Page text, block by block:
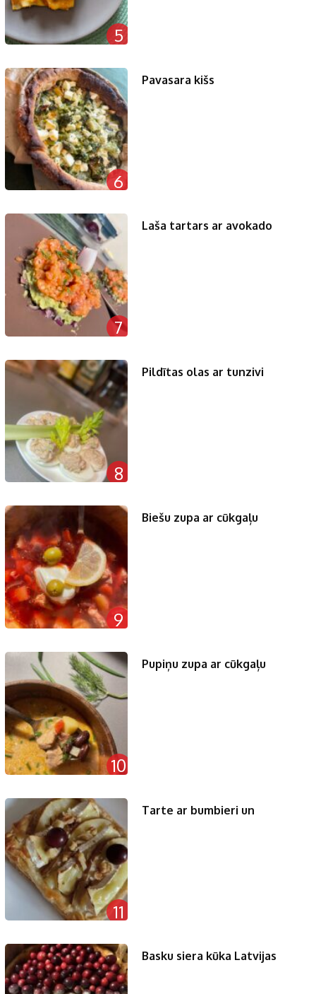
5
6
Pavasara kišs
7
Laša tartars ar avokado
8
Pildītas olas ar tunzivi
9
Biešu zupa ar cūkgaļu
10
Pupiņu zupa ar cūkgaļu
11
Tarte ar bumbieri un
Basku siera kūka Latvijas